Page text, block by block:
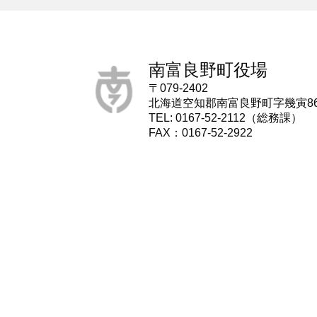
南富良野町役場
〒079-2402
北海道空知郡南富良野町字幾寅
TEL: 0167-52-2112（総務課）
FAX：0167-52-2922